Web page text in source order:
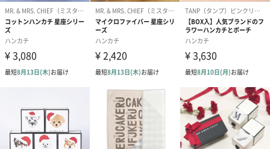
大切な方のお名前や記念日を刺繍でお入れします。
※ 写真は一例です。
※ 刺繍の仕上がり具合は、商品の素材・厚みにより個体差がある
場合がございます。予めご了承ください。（漢字、ひらがな・ピ
リオド不可）
※半角英字でご入力ください。また、文字は筆記体で刺繍される
※全て大文字でご入力いただいた場合、刻印スペースの関係で頭
文字以外を小文字に変更して刺繍する場合があります。